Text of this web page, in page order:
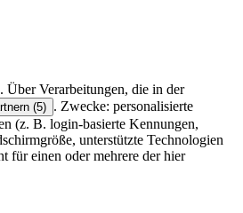
Verarbeitungen, die in der
(5) . Zwecke: personalisierte
(z. B. login-basierte Kennungen,
unterstützte Technologien
für einen oder mehrere der hier